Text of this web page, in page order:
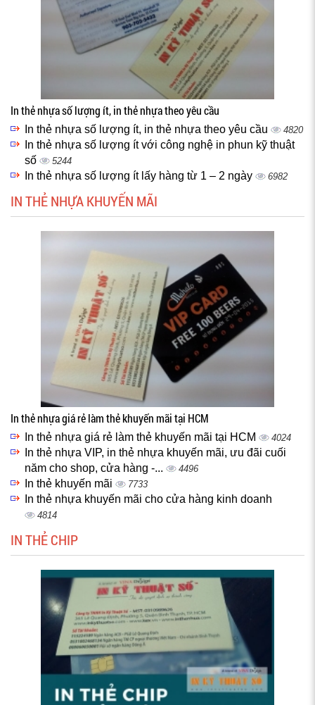
In thẻ nhựa số lượng ít, in thẻ nhựa theo yêu cầu
In thẻ nhựa số lượng ít, in thẻ nhựa theo yêu cầu 4820
In thẻ nhựa số lượng ít với công nghệ in phun kỹ thuật
số
5244
In thẻ nhựa số lượng ít lấy hàng từ 1 – 2 ngày 6982
IN THẺ NHỰA KHUYẾN MÃI
In thẻ nhựa giá rẻ làm thẻ khuyến mãi tại HCM
In thẻ nhựa giá rẻ làm thẻ khuyến mãi tại HCM 4024
In thẻ nhựa VIP, in thẻ nhựa khuyến mãi, ưu đãi cuối
năm cho shop, cửa hàng -...
4496
In thẻ khuyến mãi 7733
In thẻ nhựa khuyến mãi cho cửa hàng kinh doanh
4814
IN THẺ CHIP